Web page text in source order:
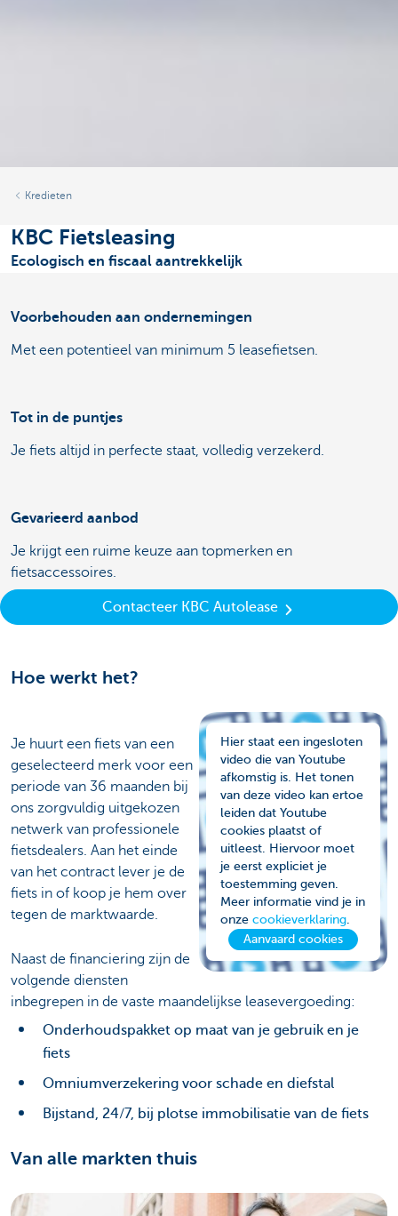
Kredieten
KBC Fietsleasing
Ecologisch en fiscaal aantrekkelijk
Voorbehouden aan ondernemingen
Met een potentieel van minimum 5 leasefietsen.
Tot in de puntjes
Je fiets altijd in perfecte staat, volledig verzekerd.
Gevarieerd aanbod
Je krijgt een ruime keuze aan topmerken en
fietsaccessoires.
Contacteer KBC Autolease
Hoe werkt het?
Hier staat een ingesloten
video die van Youtube
afkomstig is. Het tonen
van deze video kan ertoe
leiden dat Youtube
cookies plaatst of
uitleest. Hiervoor moet
je eerst expliciet je
toestemming geven.
Meer informatie vind je in
onze cookieverklaring
Aanvaard cookies
Je huurt een fiets van een
geselecteerd merk voor een
periode van 36 maanden bij
ons zorgvuldig uitgekozen
netwerk van professionele
fietsdealers. Aan het einde
van het contract lever je de
fiets in of koop je hem over
tegen de marktwaarde.
Naast de financiering zijn de
volgende diensten
inbegrepen in de vaste maandelijkse leasevergoeding:
Onderhoudspakket op maat van je gebruik en je
fiets
Omniumverzekering voor schade en diefstal
Bijstand, 24/7, bij plotse immobilisatie van de fiets
Van alle markten thuis